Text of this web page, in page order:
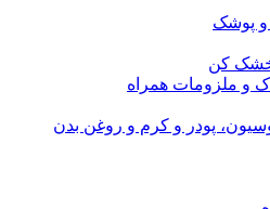
پوشک
کن
و ملزومات همراه
پودر و کرم و روغن بدن